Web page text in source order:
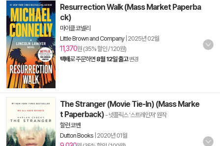
Resurrection Walk (Mass Market Paperba
ck)
마이클 코넬리
Little Brown and Company| 2025년 02월
11,370원 (35% 할인 / 120원)
택배로 주문하면 8월 12일 출고 변경
The Stranger (Movie Tie-In) (Mass Marke
t Paperback) - 넷플릭스 '스트레인저' 원작
할런 코벤
Dutton Books 2020년 01월